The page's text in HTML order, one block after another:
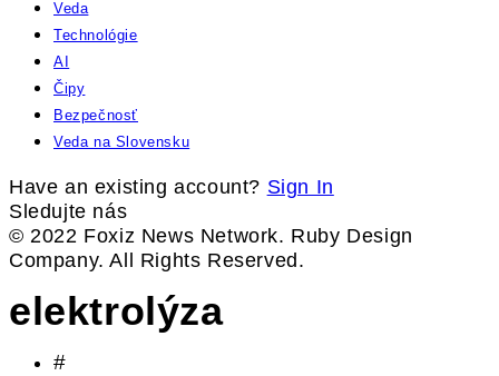
Veda
Technológie
AI
Čipy
Bezpečnosť
Veda na Slovensku
Have an existing account? Sign In
Sledujte nás
© 2022 Foxiz News Network. Ruby Design
Company. All Rights Reserved.
elektrolýza
#